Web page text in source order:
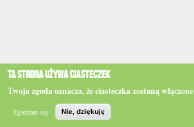
Ta strona używa ciasteczek
Twoja zgoda oznacza, że ciasteczka zostaną włączone
Zgadzam się Nie, dziękuję
Szukaj Główna